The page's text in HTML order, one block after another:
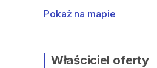
Pokaż na mapie
Właściciel oferty